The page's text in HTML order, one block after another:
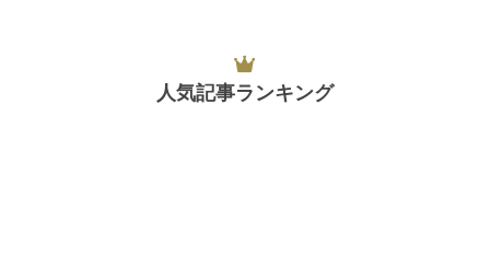
人気記事ランキング